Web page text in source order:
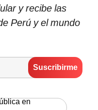
y recibe las
Perú y el mundo
en